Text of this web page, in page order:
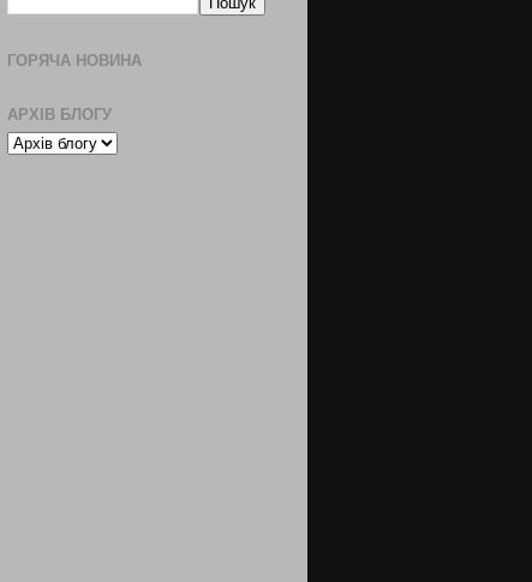
ГОРЯЧА НОВИНА
АРХІВ БЛОГУ